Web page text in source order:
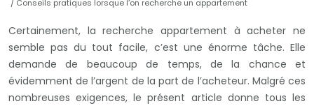
/ Conseils pratiques lorsque l’on recherche un appartement
Certainement, la recherche appartement à acheter ne
semble pas du tout facile, c’est une énorme tâche. Elle
demande de beaucoup de temps, de la chance et
évidemment de l’argent de la part de l’acheteur. Malgré ces
nombreuses exigences, le présent article donne tous les